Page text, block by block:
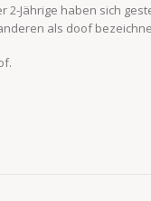
2-Jährige haben sich
als doof